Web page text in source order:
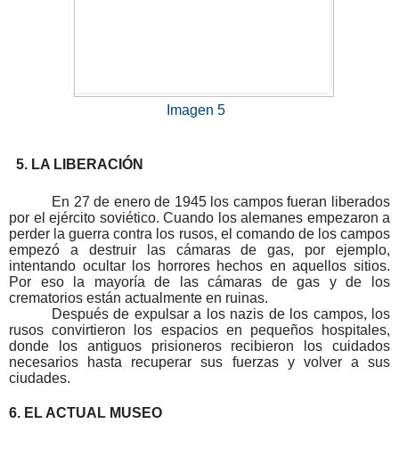
Imagen 5
5. LA LIBERACIÓN
En 27 de enero de 1945 los campos fueran liberados
por el ejército soviético. Cuando los alemanes empezaron a
perder la guerra contra los rusos, el comando de los campos
empezó a destruir las cámaras de gas, por ejemplo,
intentando ocultar los horrores hechos en aquellos sitios.
Por eso la mayoría de las cámaras de gas y de los
crematorios están actualmente en ruinas.
Después de expulsar a los nazis de los campos, los
rusos convirtieron los espacios en pequeños hospitales,
donde los antiguos prisioneros recibieron los cuidados
necesarios hasta recuperar sus fuerzas y volver a sus
ciudades.
6. EL ACTUAL MUSEO